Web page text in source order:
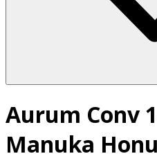
Aurum Conv
Manuka